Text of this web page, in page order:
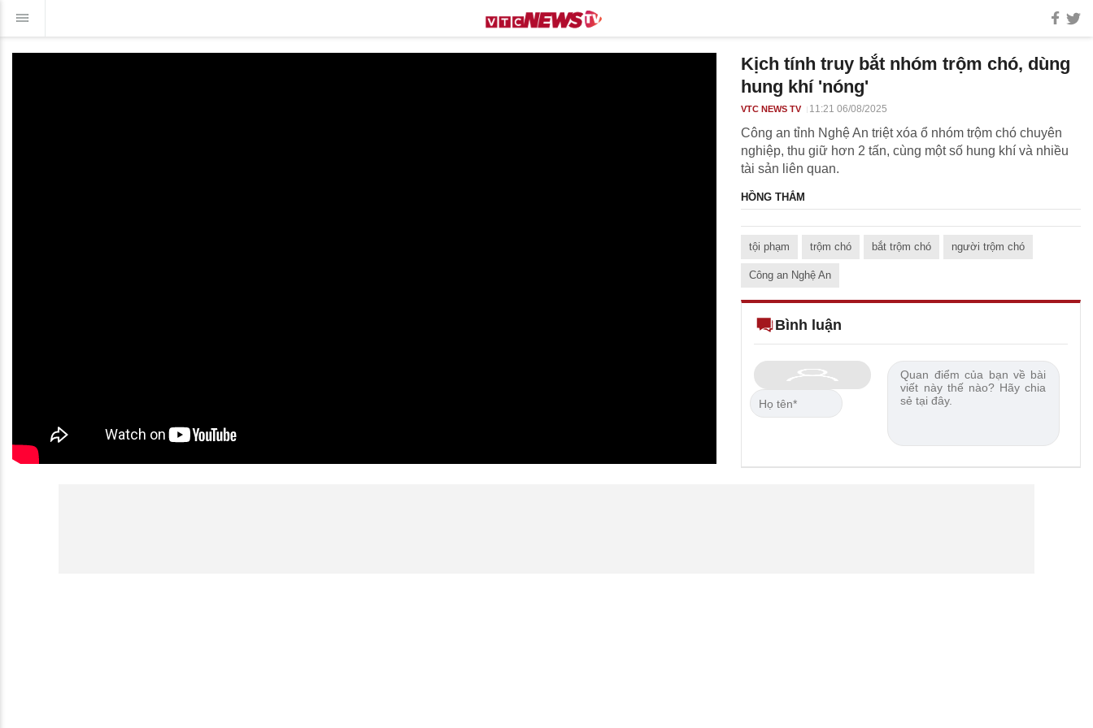
Kịch tính truy bắt nhóm trộm chó, dùng
hung khí 'nóng'
VTC NEWS TV 11:21 06/08/2025
Công an tỉnh Nghệ An triệt xóa ổ nhóm trộm chó chuyên
nghiệp, thu giữ hơn 2 tấn, cùng một số hung khí và nhiều
tài sản liên quan.
HỒNG THẮM
tội phạm trộm chó bắt trộm chó người trộm chó
Công an Nghệ An
Bình luận